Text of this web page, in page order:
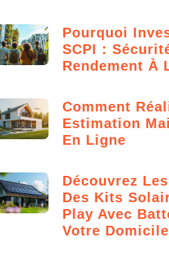
Pourquoi
SCPI :
Rendement À
Comment
Estimation
En Ligne
Découvrez
Des Kits
Play Avec
Votre Domicile